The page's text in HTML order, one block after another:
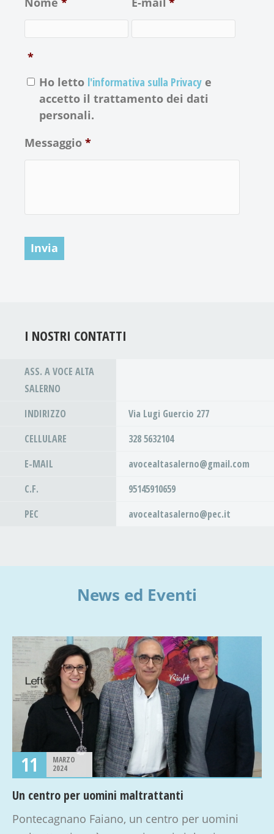
*
Ho letto l'informativa sulla Privacy e
accetto il trattamento dei dati
personali.
Messaggio *
I NOSTRI CONTATTI
ASS. A VOCE ALTA
SALERNO
INDIRIZZO
Via Lugi Guercio 277
CELLULARE
328 5632104
E-MAIL
avocealtasalerno@gmail.com
C.F.
95145910659
PEC
avocealtasalerno@pec.it
News ed Eventi
11
MARZO
2024
Un centro per uomini maltrattanti
Pontecagnano Faiano, un centro per uomini